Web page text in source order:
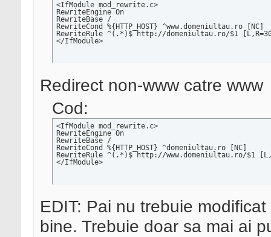
<IfModule mod_rewrite.c>
RewriteEngine On
RewriteBase /
RewriteCond %{HTTP_HOST} ^www.domeniultau.ro [NC]
RewriteRule ^(.*)$ http://domeniultau.ro/$1
</IfModule>
Redirect non-www catre www
Cod:
<IfModule mod_rewrite.c>
RewriteEngine On
RewriteBase /
RewriteCond %{HTTP_HOST} ^domeniultau.ro [NC]
RewriteRule ^(.*)$ http://www.domeniultau.ro/$1
</IfModule>
EDIT: Pai nu trebuie
bine. Trebuie doar sa mai ai